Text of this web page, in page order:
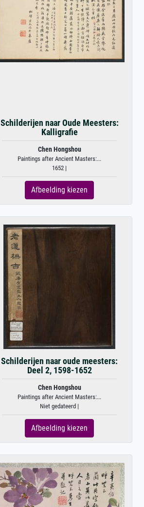
Schilderijen naar Oude Meesters:
Kalligrafie
Chen Hongshou
Paintings after Ancient Masters:...
1652 |
Afbeelding kiezen
Schilderijen naar oude meesters:
Deel 2, 1598-1652
Chen Hongshou
Paintings after Ancient Masters:...
Niet gedateerd |
Afbeelding kiezen